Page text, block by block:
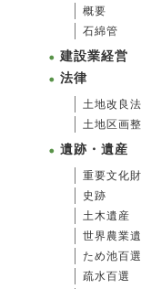
概要
石綿管
建設業経営
法律
土地改良法
土地区画
遺跡・遺産
重要文化財
史跡
土木遺産
世界農業
ため池百選
疏水百選